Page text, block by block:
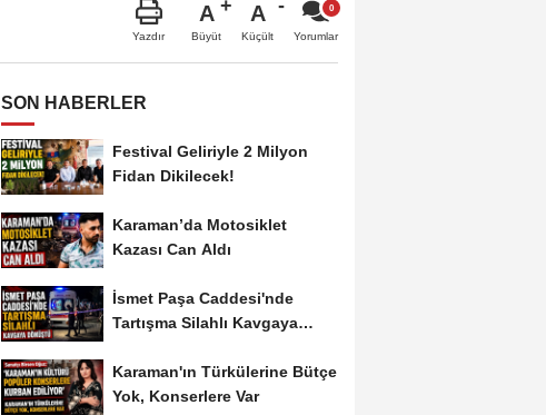
Yazdır
A
Büyüt
A
Küçült Yorumlar
SON HABERLER
Festival Geliriyle 2 Milyon
Fidan Dikilecek!
Karaman’da Motosiklet
Kazası Can Aldı
İsmet Paşa Caddesi'nde
Tartışma Silahlı Kavgaya
Karaman'ın Türkülerine Bütçe
Yok, Konserlere Var